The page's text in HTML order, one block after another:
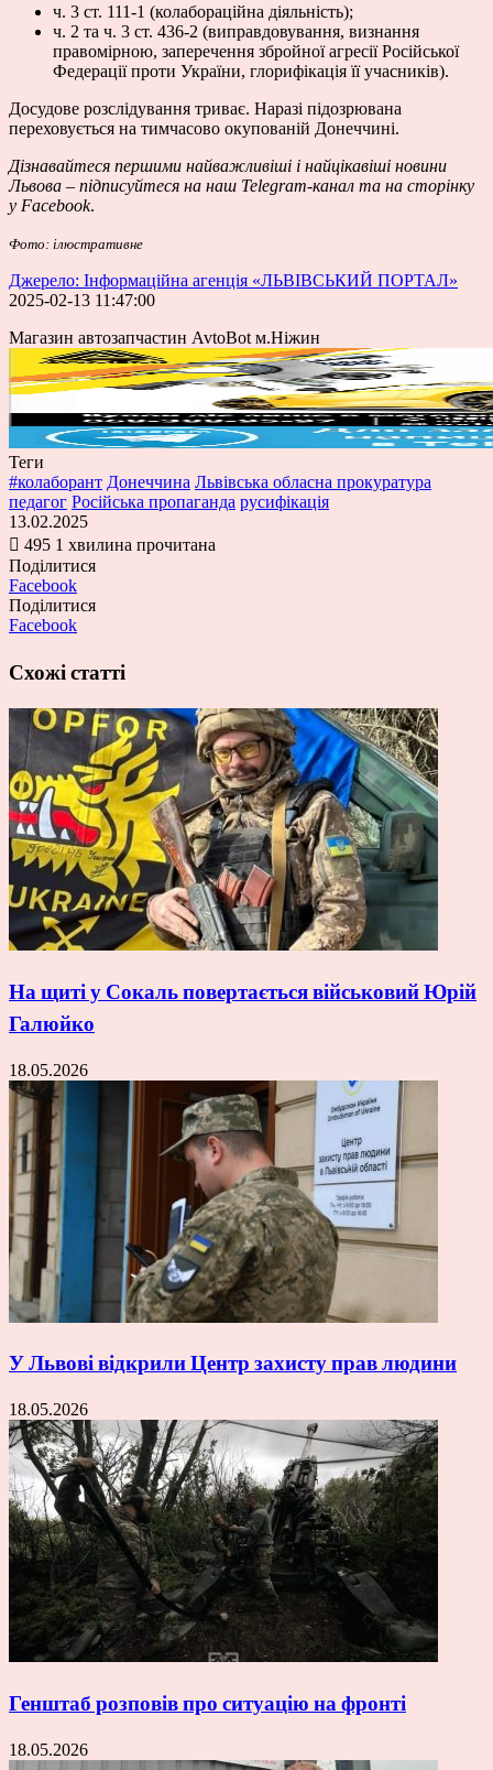
ч. 3 ст. 111-1 (колабораційна діяльність);
ч. 2 та ч. 3 ст. 436-2 (виправдовування, визнання
правомірною, заперечення збройної агресії Російської
Федерації проти України, глорифікація її учасників).
Досудове розслідування триває. Наразі підозрювана
переховується на тимчасово окупованій Донеччині.
Дізнавайтеся першими найважливіші і найцікавіші новини
Львова – підписуйтеся на наш Telegram-канал та на сторінку
у Facebook.
Фото: ілюстративне
Джерело: Інформаційна агенція «ЛЬВІВСЬКИЙ ПОРТАЛ»
2025-02-13 11:47:00
Магазин автозапчастин AvtoBot м.Ніжин
Теги
#колаборант Донеччина Львівська обласна прокуратура
педагог Російська пропаганда русифікація
13.02.2025
495 1 хвилина прочитана
Поділитися
Facebook
Поділитися
Facebook
Схожі статті
На щиті у Сокаль повертається військовий Юрій
Галюйко
18.05.2026
У Львові відкрили Центр захисту прав людини
18.05.2026
Генштаб розповів про ситуацію на фронті
18.05.2026